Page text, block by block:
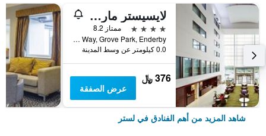
لايسيستر ماريوت هوتل
4 نجوم
ممتاز 8.2
Smith Way, Grove Park, Enderby, لستر, المملكة المتحدة
0.0 كيلومتر عن وسط المدينة
376 ﷼
عرض الصفقة
شاهد المزيد من أهم الفنادق في لستر